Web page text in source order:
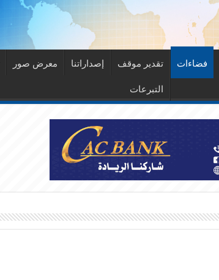
فضاءات تقدير موقف إصداراتنا معرض صور
التبرعات